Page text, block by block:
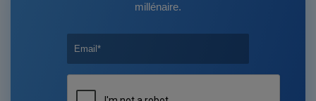
millénaire.